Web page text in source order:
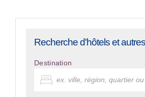
Recherche d'hôtels et
Destination